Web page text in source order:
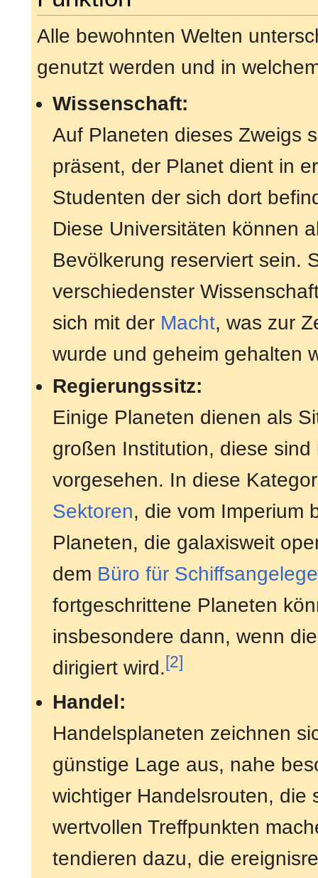
Alle bewohnten Welten
genutzt werden und in
Wissenschaft:
Auf Planeten dieses Zweigs
präsent, der Planet dient in
Studenten der sich dort
Diese Universitäten können
Bevölkerung reserviert sein.
verschiedenster
sich mit der Macht, was zur
wurde und geheim gehalten
Regierungssitz:
Einige Planeten dienen als
großen Institution, diese
vorgesehen. In diese
Sektoren, die vom Imperium
Planeten, die galaxisweit
dem Büro für
fortgeschrittene Planeten
insbesondere dann, wenn
dirigiert wird.[2]
Handel:
Handelsplaneten zeichnen
günstige Lage aus, nahe
wichtiger Handelsrouten, die
wertvollen Treffpunkten
tendieren dazu, die